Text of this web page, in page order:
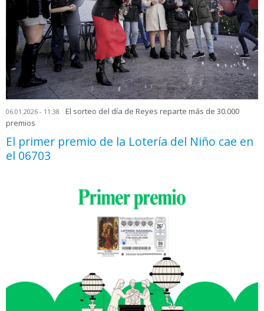
06.01.2026 - 11:38
El sorteo del día de Reyes reparte más de 30.000
premios
El primer premio de la Lotería del Niño cae en
el 06703